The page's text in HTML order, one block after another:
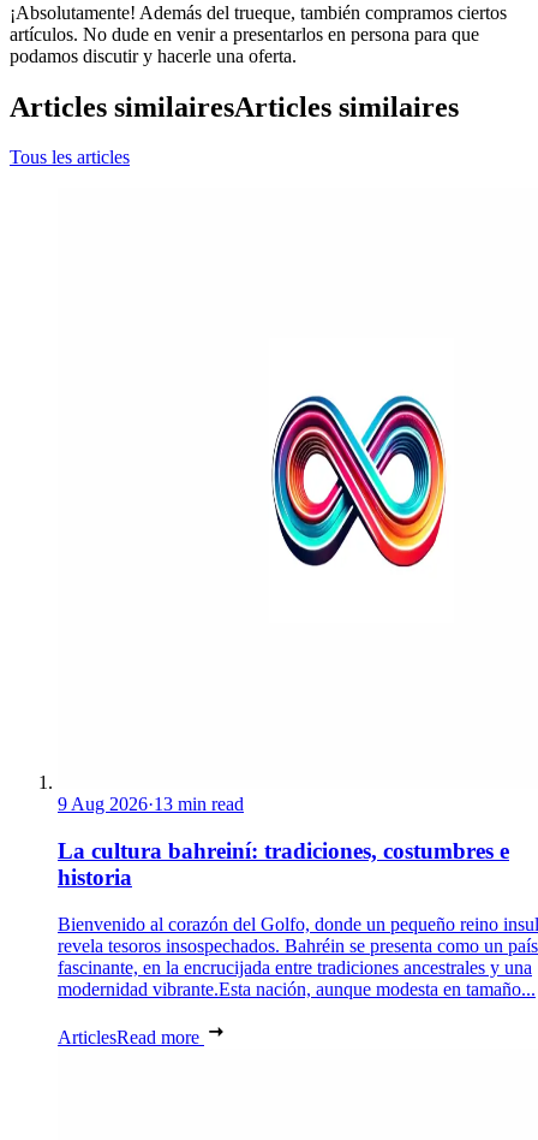
¡Absolutamente! Además del trueque, también compramos ciertos
artículos. No dude en venir a presentarlos en persona para que
podamos discutir y hacerle una oferta.
Articles similairesArticles similaires
Tous les articles
9 Aug 2026·13 min read
La cultura bahreiní: tradiciones, costumbres e
historia
Bienvenido al corazón del Golfo, donde un pequeño reino
revela tesoros insospechados. Bahréin se presenta como un país
fascinante, en la encrucijada entre tradiciones ancestrales y una
modernidad vibrante.Esta nación, aunque modesta en tamaño...
ArticlesRead more